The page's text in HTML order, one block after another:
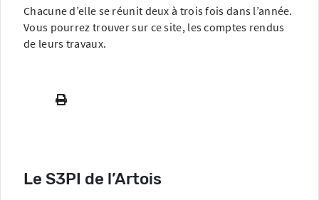
Chacune d’elle se réunit deux à trois fois dans l’année.
Vous pourrez trouver sur ce site, les comptes rendus
de leurs travaux.
Le S3PI de l’Artois